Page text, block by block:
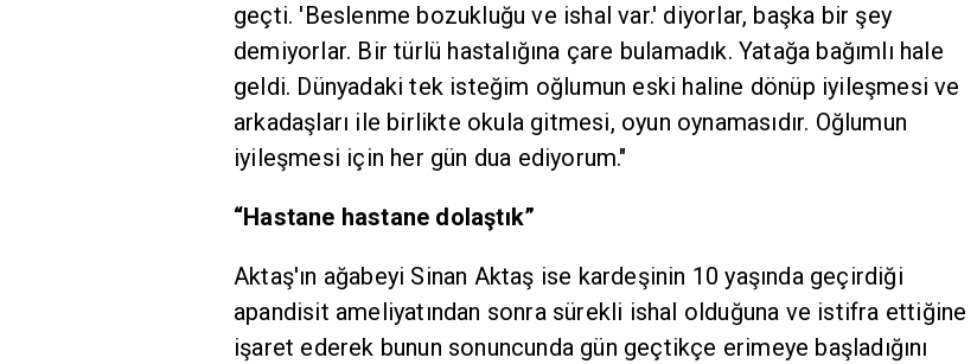
geçti. 'Beslenme bozukluğu ve ishal var.' diyorlar, başka bir şey
demiyorlar. Bir türlü hastalığına çare bulamadık. Yatağa bağımlı hale
geldi. Dünyadaki tek isteğim oğlumun eski haline dönüp iyileşmesi ve
arkadaşları ile birlikte okula gitmesi, oyun oynamasıdır. Oğlumun
iyileşmesi için her gün dua ediyorum."
“Hastane hastane dolaştık”
Aktaş'ın ağabeyi Sinan Aktaş ise kardeşinin 10 yaşında geçirdiği
apandisit ameliyatından sonra sürekli ishal olduğuna ve istifra ettiğine
işaret ederek bunun sonuncunda gün geçtikçe erimeye başladığını